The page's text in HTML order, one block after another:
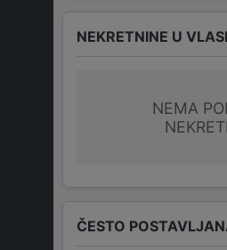
NEKRETNINE U
NEMA
ČESTO